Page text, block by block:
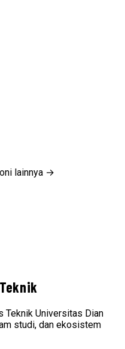
lainnya →
Teknik Universitas Dian
studi, dan ekosistem